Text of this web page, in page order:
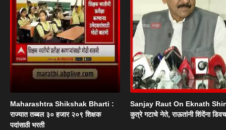
Maharashtra Shikshak Bharti :
राज्यात तब्बल ३० हजार २०९ शिक्षक
पदांसाठी भरती
Sanjay Raut On Eknath
कुत्रे गटाचे नेते, राऊतांनी शिंदेंना